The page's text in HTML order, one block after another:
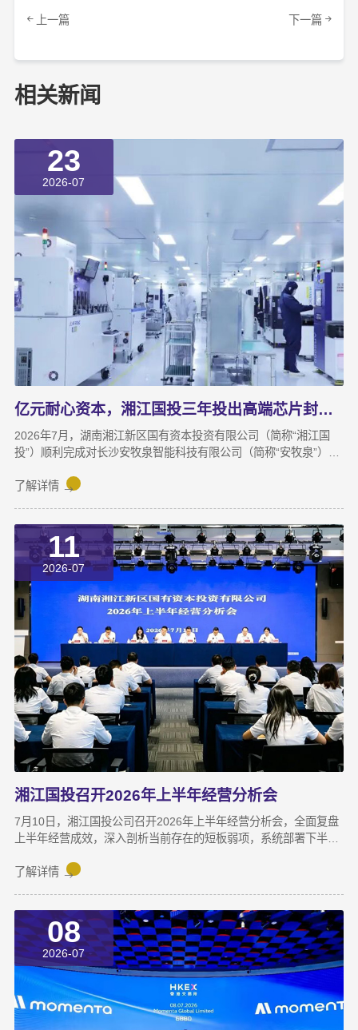
上一篇 下一篇
相关新闻
23
2026-07
亿元耐心资本，湘江国投三年投出高端芯片封测“尖子生”
2026年7月，湖南湘江新区国有资本投资有限公司（简称“湘江国
投”）顺利完成对长沙安牧泉智能科技有限公司（简称“安牧泉”）
本依托旗下自主管理的3支产业基金，累计对安牧泉投资已达1亿
茂第一次走进安牧泉老厂区尽调时，印象最深的不是气派，而是
“挤”。产线布局非常小，设备排列极度紧凑，办公空间十分局促，
王茂回忆说：“当时厂区硬件条件，已难以匹配企业业务扩张需求。
了解详情
11
2026-07
湘江国投召开2026年上半年经营分析会
7月10日，湘江国投公司召开2026年上半年经营分析会，全面复盘
上半年经营成效，深入剖析当前存在的短板弱项，系统部署下半年
年。湘江集团党委副书记宋邦到会指导，湘江国投公司董事长龚国
了上半年业务拓展、指标完成及重点专项推进情况。领导班子成员
结合分管领域，交流工作思路与落实举措，进一步统一思想、凝聚
共识，为下半年协同作战夯实基础。龚国旺在总结讲话中指出，上
半年公司经营效益稳中有升，实现营收6358万元，同比增长
27.6%；利润总额达1.26亿元，同比增长82.8%。股权投资标的持
续向好，金融资产浮盈实现可持续增长，投资主业对公司整体盈利
能力的支撑作用进一步增强。基金业务进退有序，投退良性循环格
了解详情
08
2026-07